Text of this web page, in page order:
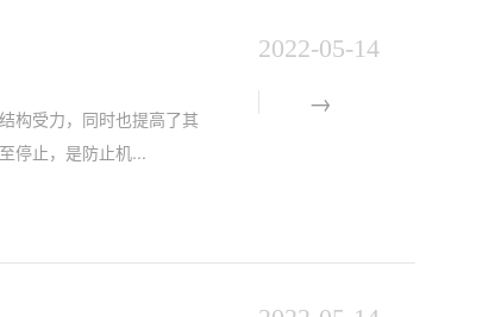
2022-05-14
构受力，同时也提高了其
停止，是防止机...